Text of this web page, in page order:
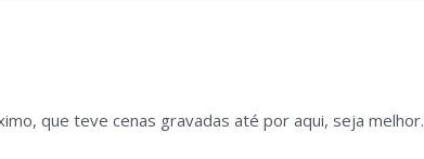
que teve cenas gravadas até por aqui, seja melhor.